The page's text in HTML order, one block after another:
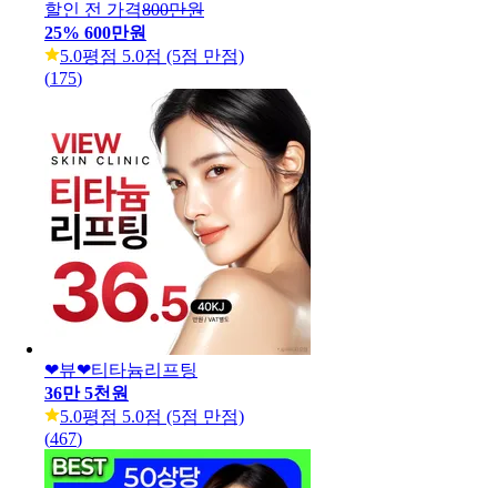
할인 전 가격800만원
25% 600만원
5.0평점 5.0점 (5점 만점)
(175)
❤뷰❤티타늄리프팅
36만 5천원
5.0평점 5.0점 (5점 만점)
(467)